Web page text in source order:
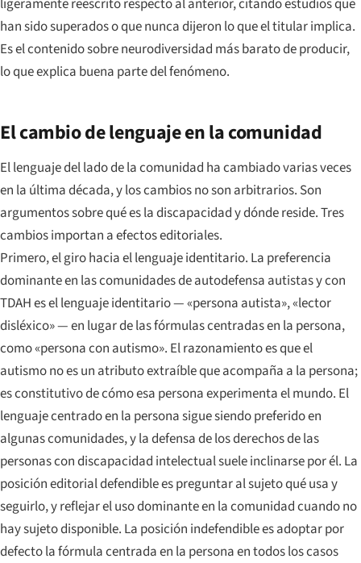
han sido superados o que nunca dijeron lo que el titular implica.
Es el contenido sobre neurodiversidad más barato de producir,
lo que explica buena parte del fenómeno.
El cambio de lenguaje en la comunidad
El lenguaje del lado de la comunidad ha cambiado varias veces
en la última década, y los cambios no son arbitrarios. Son
argumentos sobre qué es la discapacidad y dónde reside. Tres
cambios importan a efectos editoriales.
Primero, el giro hacia el lenguaje identitario. La preferencia
dominante en las comunidades de autodefensa autistas y con
TDAH es el lenguaje identitario — «persona autista», «lector
disléxico» — en lugar de las fórmulas centradas en la persona,
como «persona con autismo». El razonamiento es que el
autismo no es un atributo extraíble que acompaña a la persona;
es constitutivo de cómo esa persona experimenta el mundo. El
lenguaje centrado en la persona sigue siendo preferido en
algunas comunidades, y la defensa de los derechos de las
personas con discapacidad intelectual suele inclinarse por él. La
posición editorial defendible es preguntar al sujeto qué usa y
seguirlo, y reflejar el uso dominante en la comunidad cuando no
hay sujeto disponible. La posición indefendible es adoptar por
defecto la fórmula centrada en la persona en todos los casos